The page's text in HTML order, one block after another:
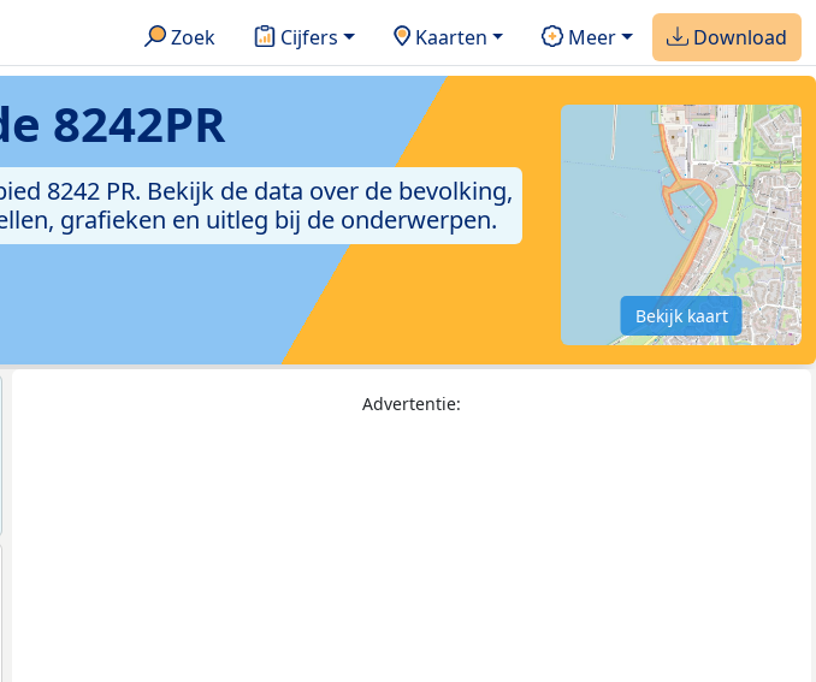
Zoek Cijfers Kaarten Meer Download
8242PR
8242 PR. Bekijk de data over de bevolking,
grafieken en uitleg bij de onderwerpen.
Bekijk kaart
Advertentie: